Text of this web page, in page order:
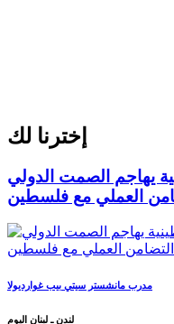
إخترنا لك
يهاجم الصمت الدولي
العملي مع فلسطين
مدرب مانشستر سيتي بيب غوارديولا
لندن ـ لبنان اليوم